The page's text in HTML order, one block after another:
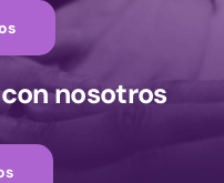
nosotros